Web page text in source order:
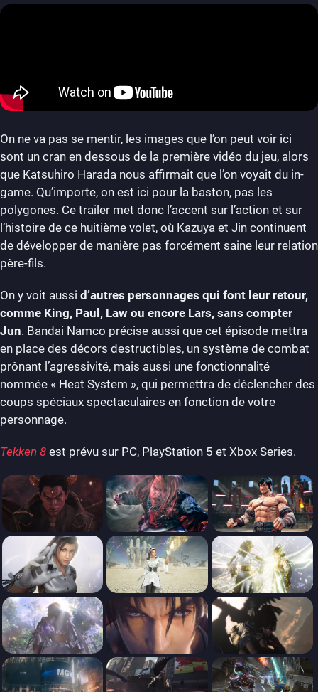
On ne va pas se mentir, les images que l’on peut voir ici
sont un cran en dessous de la première vidéo du jeu, alors
que Katsuhiro Harada nous affirmait que l’on voyait du in-
game. Qu’importe, on est ici pour la baston, pas les
polygones. Ce trailer met donc l’accent sur l’action et sur
l’histoire de ce huitième volet, où Kazuya et Jin continuent
de développer de manière pas forcément saine leur relation
père-fils.
On y voit aussi d’autres personnages qui font leur retour,
comme King, Paul, Law ou encore Lars, sans compter
Jun. Bandai Namco précise aussi que cet épisode mettra
en place des décors destructibles, un système de combat
prônant l’agressivité, mais aussi une fonctionnalité
nommée « Heat System », qui permettra de déclencher des
coups spéciaux spectaculaires en fonction de votre
personnage.
Tekken 8 est prévu sur PC, PlayStation 5 et Xbox Series.